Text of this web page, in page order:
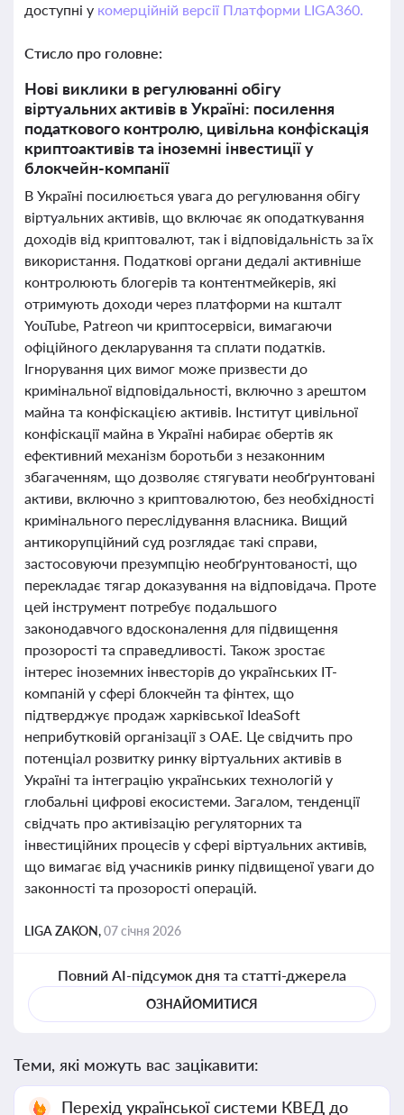
доступні у комерційній версії Платформи LIGA360.
Стисло про головне:
Нові виклики в регулюванні обігу
віртуальних активів в Україні: посилення
податкового контролю, цивільна конфіскація
криптоактивів та іноземні інвестиції у
блокчейн-компанії
В Україні посилюється увага до регулювання обігу
віртуальних активів, що включає як оподаткування
доходів від криптовалют, так і відповідальність за їх
використання. Податкові органи дедалі активніше
контролюють блогерів та контентмейкерів, які
отримують доходи через платформи на кшталт
YouTube, Patreon чи криптосервіси, вимагаючи
офіційного декларування та сплати податків.
Ігнорування цих вимог може призвести до
кримінальної відповідальності, включно з арештом
майна та конфіскацією активів. Інститут цивільної
конфіскації майна в Україні набирає обертів як
ефективний механізм боротьби з незаконним
збагаченням, що дозволяє стягувати необґрунтовані
активи, включно з криптовалютою, без необхідності
кримінального переслідування власника. Вищий
антикорупційний суд розглядає такі справи,
застосовуючи презумпцію необґрунтованості, що
перекладає тягар доказування на відповідача. Проте
цей інструмент потребує подальшого
законодавчого вдосконалення для підвищення
прозорості та справедливості. Також зростає
інтерес іноземних інвесторів до українських IT-
компаній у сфері блокчейн та фінтех, що
підтверджує продаж харківської IdeaSoft
неприбутковій організації з ОАЕ. Це свідчить про
потенціал розвитку ринку віртуальних активів в
Україні та інтеграцію українських технологій у
глобальні цифрові екосистеми. Загалом, тенденції
свідчать про активізацію регуляторних та
інвестиційних процесів у сфері віртуальних активів,
що вимагає від учасників ринку підвищеної уваги до
законності та прозорості операцій.
LIGA ZAKON,07 січня 2026
Повний AI-підсумок дня та статті-джерела
ОЗНАЙОМИТИСЯ
Теми, які можуть вас зацікавити:
Перехід української системи КВЕД до